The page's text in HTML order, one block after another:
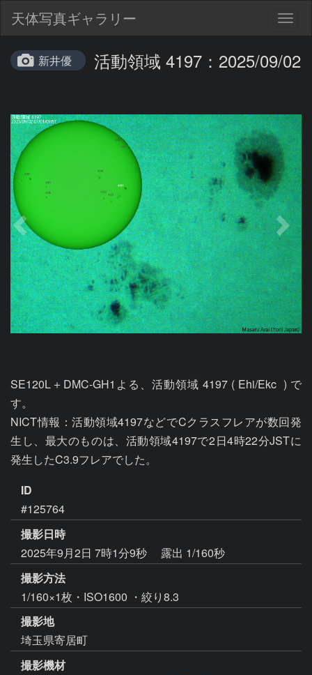
天体写真ギャラリー
新井優 活動領域 4197：2025/09/02
SE120L＋DMC-GH1よる、活動領域 4197 ( Ehi/Ekc  ) で
す。
NICT情報：活動領域4197などでCクラスフレアが数回発
生し、最大のものは、活動領域4197で2日4時22分JSTに
ID
#125764
撮影日時
2025年9月2日 7時1分9秒
露出 1/160秒
撮影方法
1/160×1枚・ISO1600 ・絞り8.3
撮影地
埼玉県寄居町
撮影機材